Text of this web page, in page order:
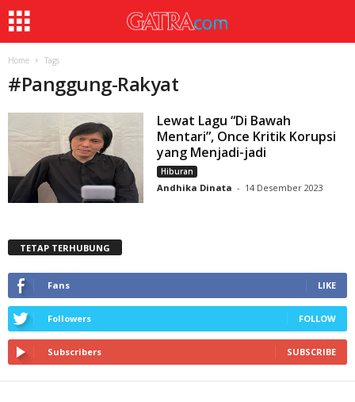
Home Tags
#Panggung-Rakyat
Lewat Lagu “Di Bawah
Mentari”, Once Kritik Korupsi
yang Menjadi-jadi
Hiburan
Andhika Dinata - 14 Desember 2023
TETAP TERHUBUNG
Fans LIKE
Followers FOLLOW
Subscribers SUBSCRIBE